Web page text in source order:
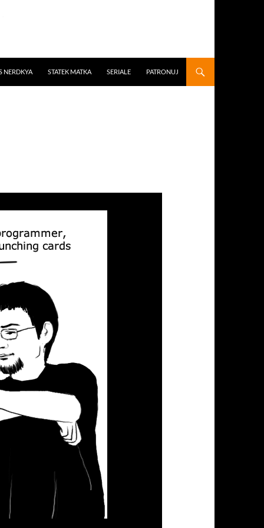
NERDKYA STATEK MATKA SERIALE PATRONUJ